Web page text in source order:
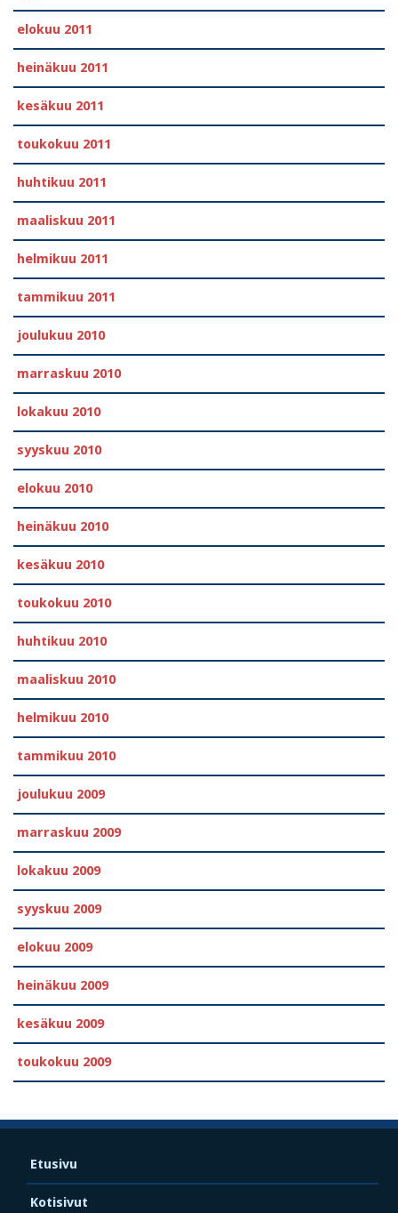
elokuu 2011
heinäkuu 2011
kesäkuu 2011
toukokuu 2011
huhtikuu 2011
maaliskuu 2011
helmikuu 2011
tammikuu 2011
joulukuu 2010
marraskuu 2010
lokakuu 2010
syyskuu 2010
elokuu 2010
heinäkuu 2010
kesäkuu 2010
toukokuu 2010
huhtikuu 2010
maaliskuu 2010
helmikuu 2010
tammikuu 2010
joulukuu 2009
marraskuu 2009
lokakuu 2009
syyskuu 2009
elokuu 2009
heinäkuu 2009
kesäkuu 2009
toukokuu 2009
Etusivu
Kotisivut